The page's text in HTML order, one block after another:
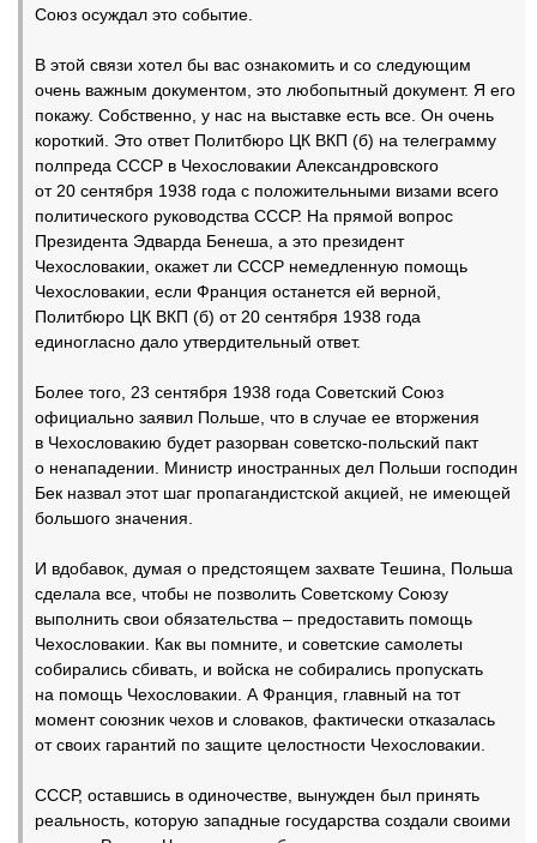
Союз осуждал это событие.
В этой связи хотел бы вас ознакомить и со следующим
очень важным документом, это любопытный документ. Я его
покажу. Собственно, у нас на выставке есть все. Он очень
короткий. Это ответ Политбюро ЦК ВКП (б) на телеграмму
полпреда СССР в Чехословакии Александровского
от 20 сентября 1938 года с положительными визами всего
политического руководства СССР. На прямой вопрос
Президента Эдварда Бенеша, а это президент
Чехословакии, окажет ли СССР немедленную помощь
Чехословакии, если Франция останется ей верной,
Политбюро ЦК ВКП (б) от 20 сентября 1938 года
единогласно дало утвердительный ответ.
Более того, 23 сентября 1938 года Советский Союз
официально заявил Польше, что в случае ее вторжения
в Чехословакию будет разорван советско-польский пакт
о ненападении. Министр иностранных дел Польши господин
Бек назвал этот шаг пропагандистской акцией, не имеющей
большого значения.
И вдобавок, думая о предстоящем захвате Тешина, Польша
сделала все, чтобы не позволить Советскому Союзу
выполнить свои обязательства – предоставить помощь
Чехословакии. Как вы помните, и советские самолеты
собирались сбивать, и войска не собирались пропускать
на помощь Чехословакии. А Франция, главный на тот
момент союзник чехов и словаков, фактически отказалась
от своих гарантий по защите целостности Чехословакии.
СССР, оставшись в одиночестве, вынужден был принять
реальность, которую западные государства создали своими